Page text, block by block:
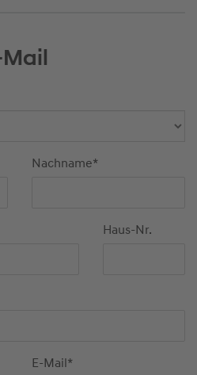
Nachname*
Haus-Nr.
E-Mail*